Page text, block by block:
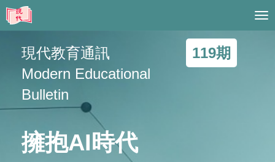
現代教育通訊
Modern Educational
Bulletin
擁抱AI時代
119期